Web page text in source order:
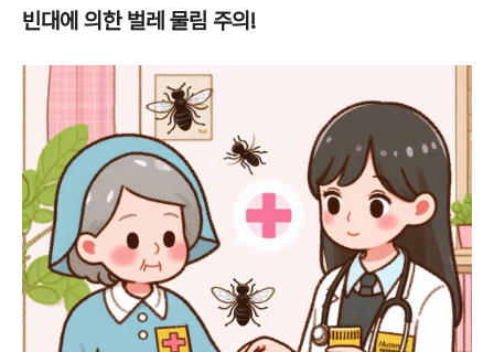
빈대에 의한 벌레 물림 주의!